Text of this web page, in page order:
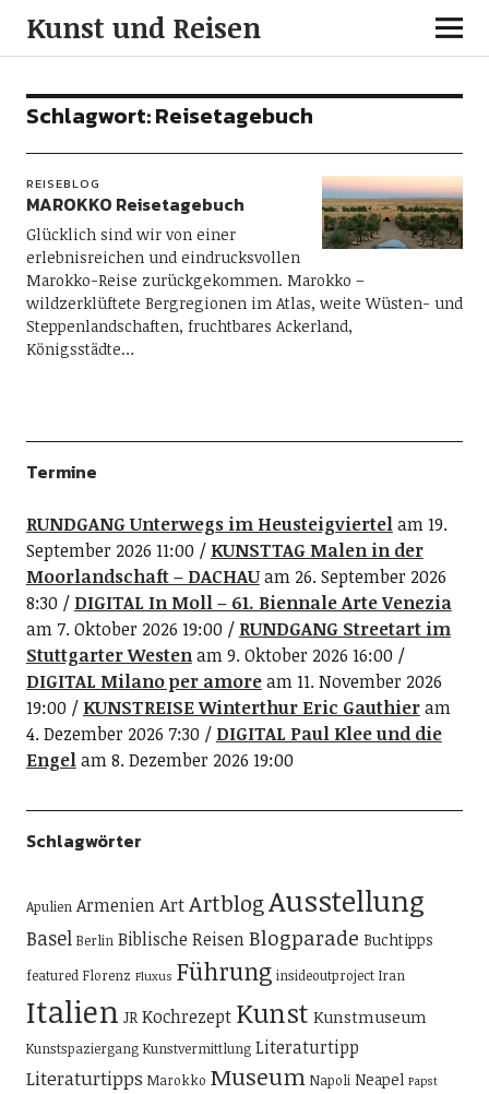
Kunst und Reisen
Schlagwort:Reisetagebuch
REISEBLOG
MAROKKO Reisetagebuch
Glücklich sind wir von einer
erlebnisreichen und eindrucksvollen
Marokko-Reise zurückgekommen. Marokko –
wildzerklüftete Bergregionen im Atlas, weite Wüsten- und
Steppenlandschaften, fruchtbares Ackerland,
Königsstädte…
Termine
RUNDGANG Unterwegs im Heusteigviertelam 19.
September 2026 11:00
KUNSTTAG Malen in der
Moorlandschaft – DACHAUam 26. September 2026
8:30
DIGITAL In Moll – 61. Biennale Arte Venezia
am 7. Oktober 2026 19:00
RUNDGANG Streetart im
Stuttgarter Westenam 9. Oktober 2026 16:00
DIGITAL Milano per amoream 11. November 2026
19:00
KUNSTREISE Winterthur Eric Gauthieram
4. Dezember 2026 7:30
DIGITAL Paul Klee und die
Engelam 8. Dezember 2026 19:00
Schlagwörter
Apulien ArmenienArtArtblogAusstellung
Basel Berlin Biblische ReisenBlogparade Buchtipps
featured Florenz Fluxus Führung insideoutproject Iran
Italien JR Kochrezept Kunst Kunstmuseum
Kunstspaziergang Kunstvermittlung Literaturtipp
Literaturtipps Marokko Museum Napoli Neapel Papst